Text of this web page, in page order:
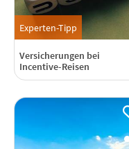
Experten-Tipp
Versicherungen bei
Incentive-Reisen